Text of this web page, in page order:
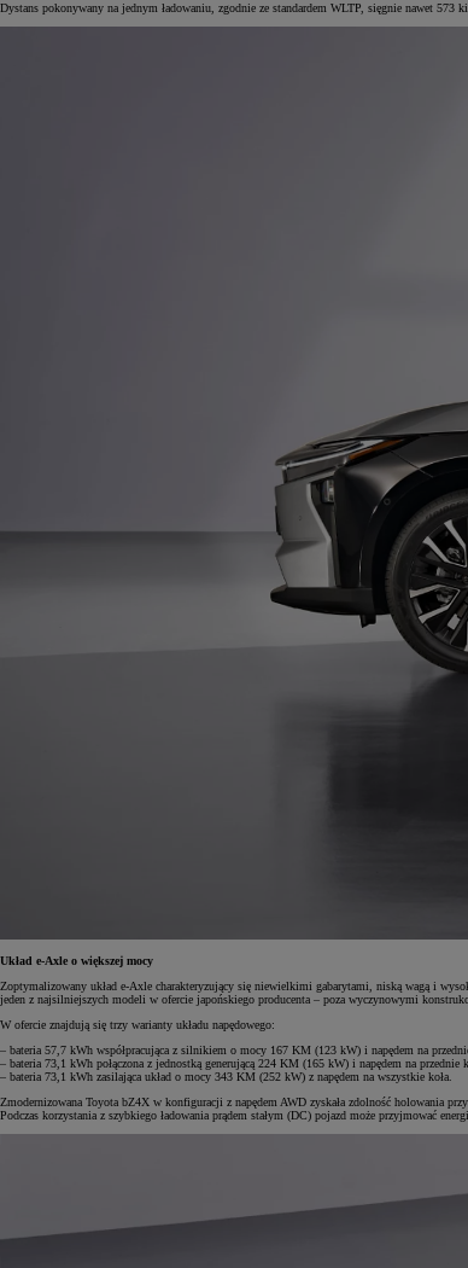
Dystans pokonywany na jednym ładowaniu, zgodnie ze standardem WLTP, sięgnie nawet
Układ e-Axle o większej mocy
Zoptymalizowany układ e-Axle charakteryzujący się niewielkimi gabarytami, niską wagą i
jeden z najsilniejszych modeli w ofercie japońskiego producenta – poza wyczynowymi
W ofercie znajdują się trzy warianty układu napędowego:
– bateria 57,7 kWh współpracująca z silnikiem o mocy 167 KM (123 kW) i napędem na
– bateria 73,1 kWh połączona z jednostką generującą 224 KM (165 kW) i napędem na przednie
– bateria 73,1 kWh zasilająca układ o mocy 343 KM (252 kW) z napędem na wszystkie koła.
Zmodernizowana Toyota bZ4X w konfiguracji z napędem AWD zyskała zdolność holowania
Podczas korzystania z szybkiego ładowania prądem stałym (DC) pojazd może przyjmować